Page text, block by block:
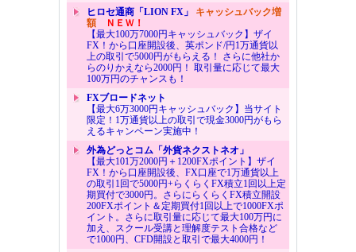
ヒロセ通商「LION FX」 キャッシュバック増
額ＮＥＷ！
【最大100万7000円キャッシュバック】ザイ
FX！から口座開設後、英ポンド/円1万通貨以
上の取引で5000円がもらえる！ さらに他社か
らのりかえなら2000円！ 取引量に応じて最大
100万円のチャンスも！
FXブロードネット
【最大6万3000円キャッシュバック】当サイト
限定！1万通貨以上の取引で現金3000円がもら
えるキャンペーン実施中！
外為どっとコム「外貨ネクストネオ」
【最大101万2000円＋1200FXポイント】ザイ
FX！から口座開設後、FX口座で1万通貨以上
の取引1回で5000円+らくらくFX積立1回以上定
期買付で3000円。さらにらくらくFX積立開設
200FXポイント＆定期買付1回以上で1000FXポ
イント。さらに取引量に応じて最大100万円に
加え、スクール受講と理解度テスト合格など
で1000円、CFD開設と取引で最大4000円！